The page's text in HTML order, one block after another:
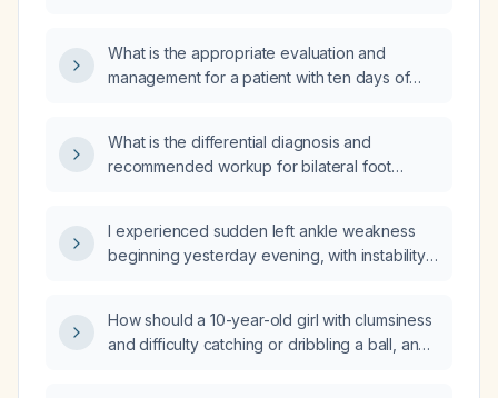
What is the appropriate evaluation and
management for a patient with ten days of
What is the differential diagnosis and
recommended workup for bilateral foot
I experienced sudden left ankle weakness
beginning yesterday evening, with instability
How should a 10-year-old girl with clumsiness
and difficulty catching or dribbling a ball, and